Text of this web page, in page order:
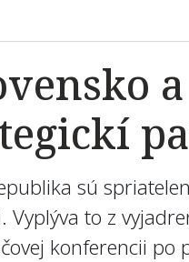
sú
to z
konferencii